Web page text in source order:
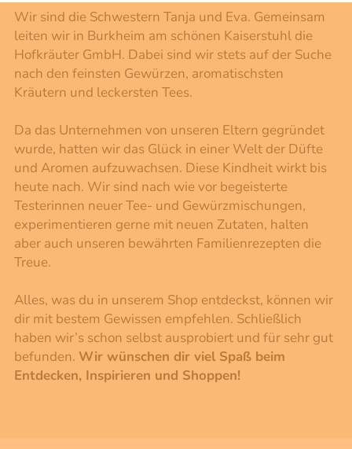
Wir sind die Schwestern Tanja und Eva. Gemeinsam
leiten wir in Burkheim am schönen Kaiserstuhl die
Hofkräuter GmbH. Dabei sind wir stets auf der Suche
nach den feinsten Gewürzen, aromatischsten
Kräutern und leckersten Tees.
Da das Unternehmen von unseren Eltern gegründet
wurde, hatten wir das Glück in einer Welt der Düfte
und Aromen aufzuwachsen. Diese Kindheit wirkt bis
heute nach. Wir sind nach wie vor begeisterte
Testerinnen neuer Tee- und Gewürzmischungen,
experimentieren gerne mit neuen Zutaten, halten
aber auch unseren bewährten Familienrezepten die
Treue.
Alles, was du in unserem Shop entdeckst, können wir
dir mit bestem Gewissen empfehlen. Schließlich
haben wir’s schon selbst ausprobiert und für sehr gut
befunden. Wir wünschen dir viel Spaß beim
Entdecken, Inspirieren und Shoppen!